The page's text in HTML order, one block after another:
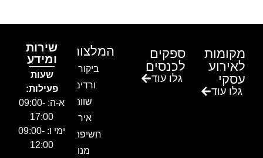
מקומות
לאירוע
עסקי
גלו עוד
ספקים
לכנסים
גלו עוד
המלצות
ביקור בגן
ורדים –
שווה!!
אירוע
חשיפה- זיו
מנור
שירות
ומידע
שעות
פעילות:
א-ה: 09:00-
17:00
ימי ו: 09:00-
12:00